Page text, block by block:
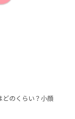
どのくらい？小顔